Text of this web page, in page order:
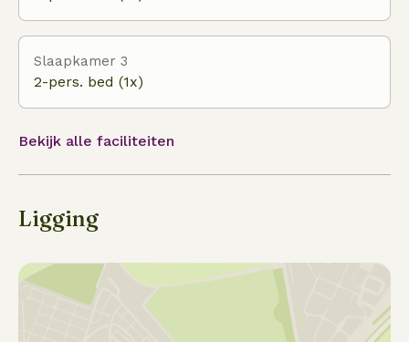
Slaapkamer 3
2-pers. bed (1x)
Bekijk alle faciliteiten
Ligging